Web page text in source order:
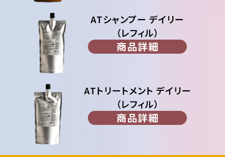
ATシャンプー デイリー
（レフィル）
商品詳細
ATトリートメント デイリー
（レフィル）
商品詳細